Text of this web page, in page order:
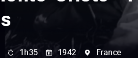
1h35 1942 France